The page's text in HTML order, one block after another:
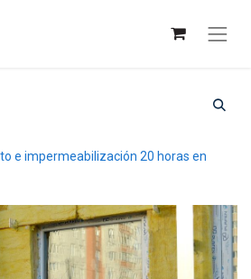
e impermeabilización 20 horas en